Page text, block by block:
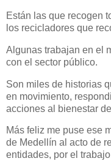
Están las que recogen
los recicladores que
Algunas trabajan en el
con el sector público.
Son miles de historias
en movimiento,
acciones al bienestar
Más feliz me puse ese
de Medellín al acto de
entidades, por el